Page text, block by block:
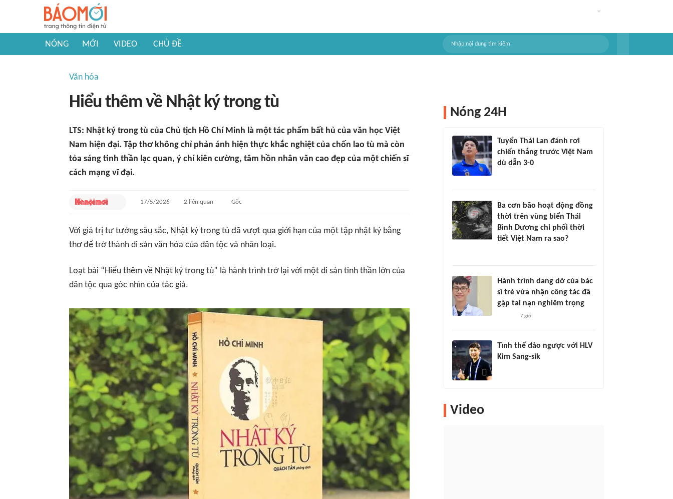
NÓNG MỚI VIDEO CHỦ ĐỀ
Văn hóa
Hiểu thêm về Nhật ký trong tù
LTS: Nhật ký trong tù của Chủ tịch Hồ Chí Minh là một tác phẩm bất hủ của văn học Việt
Nam hiện đại. Tập thơ không chỉ phản ánh hiện thực khắc nghiệt của chốn lao tù mà còn
tỏa sáng tinh thần lạc quan, ý chí kiên cường, tâm hồn nhân văn cao đẹp của một chiến sĩ
cách mạng vĩ đại.
17/5/2026 2 liên quan Gốc
Với giá trị tư tưởng sâu sắc, Nhật ký trong tù đã vượt qua giới hạn của một tập nhật ký bằng
thơ để trở thành di sản văn hóa của dân tộc và nhân loại.
Loạt bài “Hiểu thêm về Nhật ký trong tù” là hành trình trở lại với một di sản tinh thần lớn của
dân tộc qua góc nhìn của tác giả.
Nóng 24H
Tuyển Thái Lan đánh rơi
chiến thắng trước Việt Nam
dù dẫn 3-0
Ba cơn bão hoạt động đồng
thời trên vùng biển Thái
Bình Dương chi phối thời
tiết Việt Nam ra sao?
Hành trình dang dở của bác
sĩ trẻ vừa nhận công tác đã
gặp tai nạn nghiêm trọng
7 giờ
Tình thế đảo ngược với HLV
Kim Sang-sik
Video